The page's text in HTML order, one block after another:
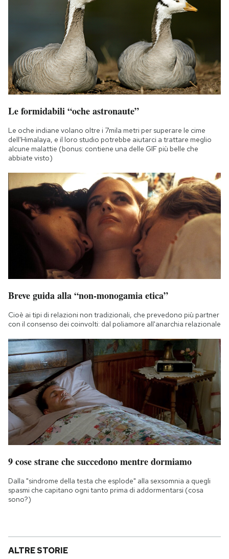
Le formidabili “oche astronaute”
Le oche indiane volano oltre i 7mila metri per superare le cime
dell'Himalaya, e il loro studio potrebbe aiutarci a trattare meglio
alcune malattie (bonus: contiene una delle GIF più belle che
abbiate visto)
Breve guida alla “non-monogamia etica”
Cioè ai tipi di relazioni non tradizionali, che prevedono più partner
con il consenso dei coinvolti: dal poliamore all'anarchia relazionale
9 cose strane che succedono mentre dormiamo
Dalla "sindrome della testa che esplode" alla sexsomnia a quegli
spasmi che capitano ogni tanto prima di addormentarsi (cosa
sono?)
ALTRE STORIE